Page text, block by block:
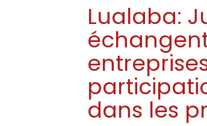
Lualaba:
dans les